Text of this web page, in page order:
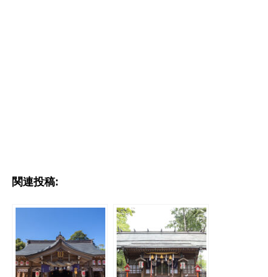
関連投稿: